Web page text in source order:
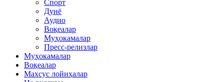
Спорт
Дунё
Аудио
Воқеалар
Муҳокамалар
Пресс-релизлар
Муҳокамалар
Воқеалар
Махсус лойиҳалар